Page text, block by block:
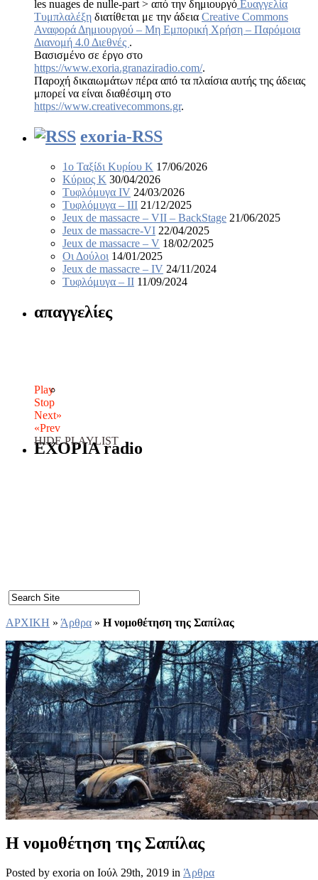
les nuages de nulle-part > από την δημιουργό Ευαγγελία
Τυμπλαλέξη διατίθεται με την άδεια Creative Commons
Αναφορά Δημιουργού – Μη Εμπορική Χρήση – Παρόμοια
Διανομή 4.0 Διεθνές .
Βασισμένο σε έργο στο
https://www.exoria.granaziradio.com/.
Παροχή δικαιωμάτων πέρα από τα πλαίσια αυτής της άδειας
μπορεί να είναι διαθέσιμη στο
https://www.creativecommons.gr.
exoria-RSS
1ο Ταξίδι Κυρίου Κ 17/06/2026
Κύριος Κ 30/04/2026
Τυφλόμυγα IV 24/03/2026
Τυφλόμυγα – III 21/12/2025
Jeux de massacre – VII – BackStage 21/06/2025
Jeux de massacre-VI 22/04/2025
Jeux de massacre – V 18/02/2025
Οι Δούλοι 14/01/2025
Jeux de massacre – IV 24/11/2024
Τυφλόμυγα – II 11/09/2024
απαγγελίες
Play
Stop
Next»
«Prev
HIDE PLAYLIST
EXOPIA radio
ΑΡΧΙΚΗ » Άρθρα » Η νομοθέτηση της Σαπίλας
Η νομοθέτηση της Σαπίλας
Posted by exoria on Ιούλ 29th, 2019 in Άρθρα